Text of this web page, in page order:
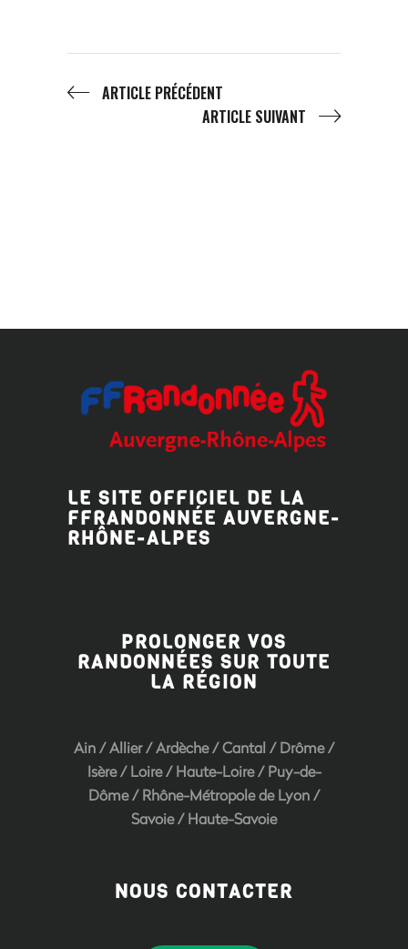
ARTICLE PRÉCÉDENT
ARTICLE SUIVANT
LE SITE OFFICIEL DE LA
FFRANDONNÉE AUVERGNE-
RHÔNE-ALPES
PROLONGER VOS
RANDONNÉES SUR TOUTE
LA RÉGION
Ain/Allier/Ardèche/Cantal /Drôme/
Isère/Loire/Haute-Loire/Puy-de-
Dôme/Rhône-Métropole de Lyon/
Savoie/Haute-Savoie
NOUS CONTACTER